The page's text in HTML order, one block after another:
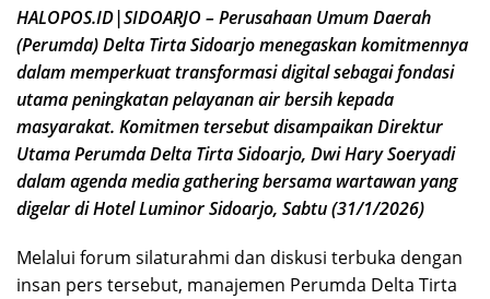
HALOPOS.ID|SIDOARJO – Perusahaan Umum Daerah
(Perumda) Delta Tirta Sidoarjo menegaskan komitmennya
dalam memperkuat transformasi digital sebagai fondasi
utama peningkatan pelayanan air bersih kepada
masyarakat. Komitmen tersebut disampaikan Direktur
Utama Perumda Delta Tirta Sidoarjo, Dwi Hary Soeryadi
dalam agenda media gathering bersama wartawan yang
digelar di Hotel Luminor Sidoarjo, Sabtu (31/1/2026)
Melalui forum silaturahmi dan diskusi terbuka dengan
insan pers tersebut, manajemen Perumda Delta Tirta